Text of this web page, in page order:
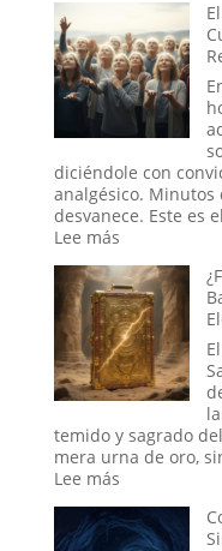
Otro
Mundo:
El
Secreto
no
del
Dominio
Militar
diciéndole con
analgésico. Minutos
desvanece. Este es
Lee más:
Efecto
Placebo
en
Masa:
Cuando
la
Colectiva
Moldea
la
temido y sagrado
mera urna de oro,
Lee más:
el
Arca